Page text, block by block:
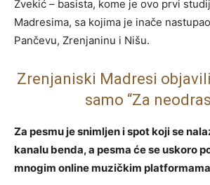
Zvekić – basista, kome je ovo prvi
Madresima, sa kojima je inače
Pančevu, Zrenjaninu i Nišu.
Zrenjaniski Madresi
samo “Za
Za pesmu je snimljen i spot koji se
kanalu benda, a pesma će se uskoro
mnogim online muzičkim